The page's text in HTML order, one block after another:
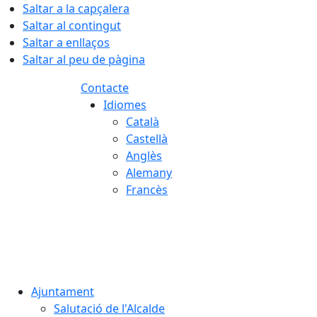
Saltar a la capçalera
Saltar al contingut
Saltar a enllaços
Saltar al peu de pàgina
Contacte
Idiomes
Català
Castellà
Anglès
Alemany
Francès
Ajuntament
Salutació de l'Alcalde